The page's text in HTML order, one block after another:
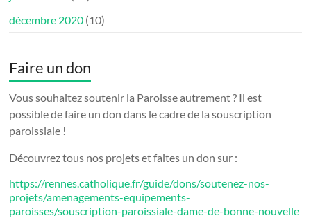
décembre 2020 (10)
Faire un don
Vous souhaitez soutenir la Paroisse autrement ? Il est
possible de faire un don dans le cadre de la souscription
paroissiale !
Découvrez tous nos projets et faites un don sur :
https://rennes.catholique.fr/guide/dons/soutenez-nos-
projets/amenagements-equipements-
paroisses/souscription-paroissiale-dame-de-bonne-nouvelle